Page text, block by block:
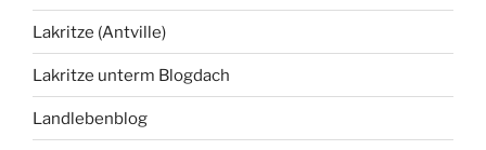
Lakritze (Antville)
Lakritze unterm Blogdach
Landlebenblog